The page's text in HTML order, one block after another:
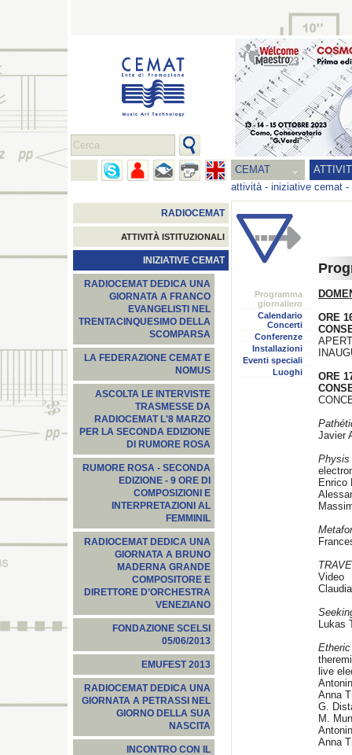
CEMAT
attività- iniziative cemat -
RADIOCEMAT
ATTIVITÀ ISTITUZIONALI
INIZIATIVE CEMAT
RADIOCEMAT DEDICA UNA
GIORNATA A FRANCO
EVANGELISTI NEL
TRENTACINQUESIMO DELLA
SCOMPARSA
LA FEDERAZIONE CEMAT E
NOMUS
ASCOLTA LE INTERVISTE
TRASMESSE DA
RADIOCEMAT L'8 MARZO
PER LA SECONDA EDIZIONE
DI RUMORE ROSA
RUMORE ROSA - SECONDA
EDIZIONE - 9 ORE DI
COMPOSIZIONI E
INTERPRETAZIONI AL
FEMMINIL
RADIOCEMAT DEDICA UNA
GIORNATA A BRUNO
MADERNA GRANDE
COMPOSITORE E
DIRETTORE D’ORCHESTRA
VENEZIANO
FONDAZIONE SCELSI
05/06/2013
EMUFEST 2013
RADIOCEMAT DEDICA UNA
GIORNATA A PETRASSI NEL
GIORNO DELLA SUA
NASCITA
INCONTRO CON IL
Programma
giornaliero
Calendario
Concerti
Conferenze
Installazioni
Eventi speciali
Luoghi
ORE
ORE
Javier
Enrico
Video
Lukas
live
Anna
G.
M.
Anna